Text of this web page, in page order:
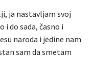
ja nastavljam svoj
i do sada, časno i
naroda i jedine nam
sam da smetam